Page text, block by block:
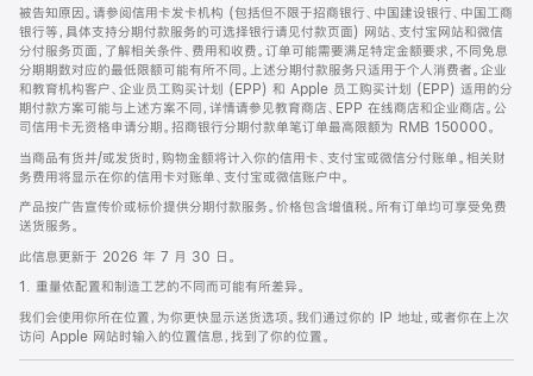
被告知原因。请参阅信用卡发卡机构 (包括但不限于招商银行、中国建设银行、中国工商
银行等，具体支持分期付款服务的可选择银行请见付款页面) 网站、支付宝网站和微信
分付服务页面，了解相关条件、费用和收费。订单可能需要满足特定金额要求，不同免息
分期期数对应的最低限额可能有所不同。上述分期付款服务只适用于个人消费者。企业
和教育机构客户、企业员工购买计划 (EPP) 和 Apple 员工购买计划 (EPP) 适用的分
期付款方案可能与上述方案不同，详情请参见教育商店、EPP 在线商店和企业商店。公
司信用卡无资格申请分期。招商银行分期付款单笔订单最高限额为 RMB 150000。
当商品有货并/或发货时，购物金额将计入你的信用卡、支付宝或微信分付账单。相关财
务费用将显示在你的信用卡对账单、支付宝或微信账户中。
产品按广告宣传价或标价提供分期付款服务。价格包含增值税。所有订单均可享受免费
送货服务。
此信息更新于 2026 年 7 月 30 日。
1. 重量依配置和制造工艺的不同而可能有所差异。
我们会使用你所在位置，为你更快显示送货选项。我们通过你的 IP 地址，或者你在上次
访问 Apple 网站时输入的位置信息，找到了你的位置。